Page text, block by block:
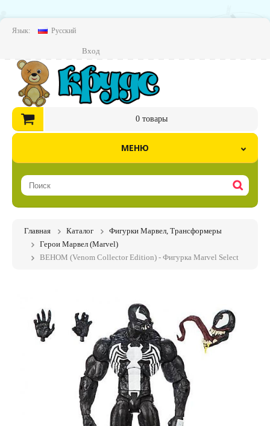
Язык: Русский
Вход
0товары
МЕНЮ
Главная Каталог
Фигурки Марвел, Трансформеры
Герои Марвел (Marvel)
ВЕНОМ (Venom Collector Edition) - Фигурка Marvel Select